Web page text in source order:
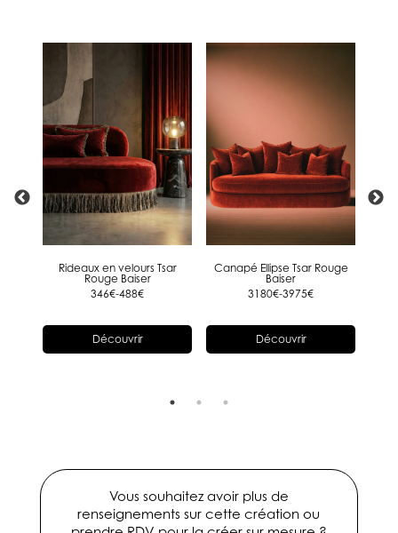
Rideaux en velours Tsar
Rouge Baiser
346€-488€
Découvrir
Canapé Ellipse Tsar Rouge
Baiser
3180€-3975€
Découvrir
Vous souhaitez avoir plus de
renseignements sur cette création ou